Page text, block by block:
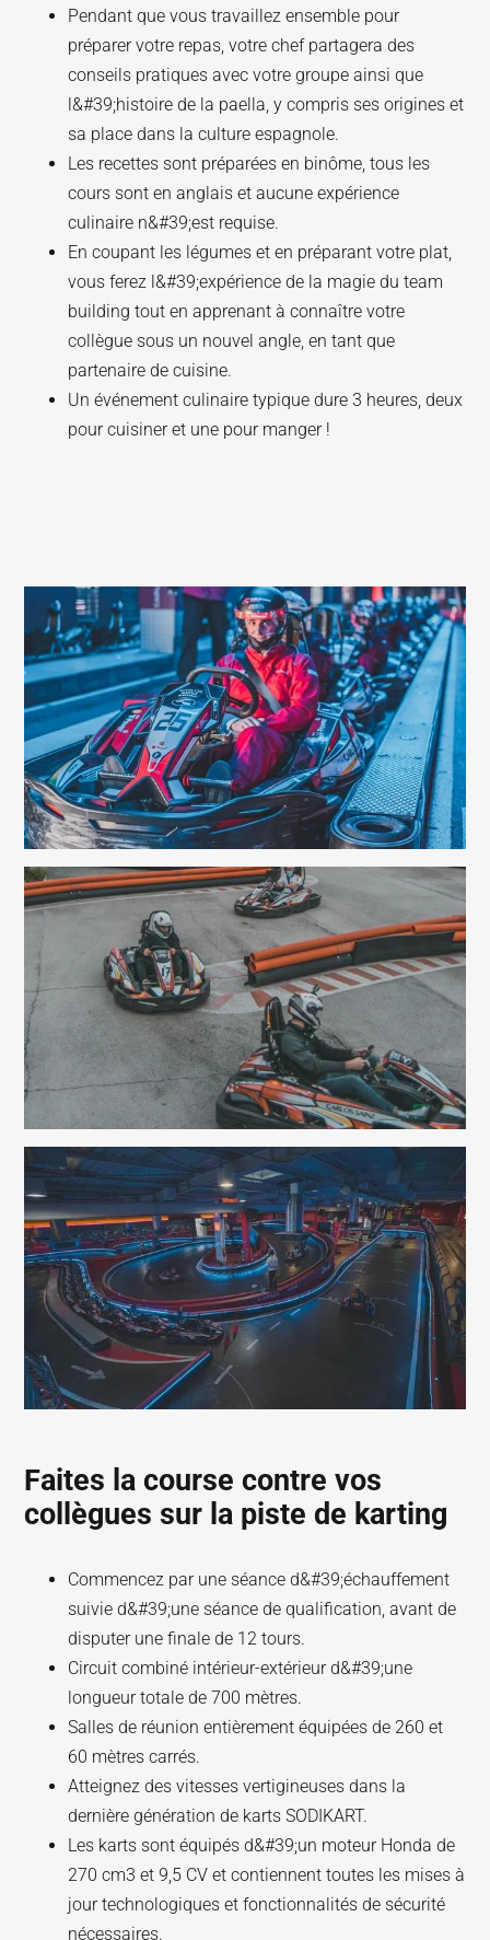
Pendant que vous travaillez ensemble pour
préparer votre repas, votre chef partagera des
conseils pratiques avec votre groupe ainsi que
l&#39;histoire de la paella, y compris ses origines et
sa place dans la culture espagnole.
Les recettes sont préparées en binôme, tous les
cours sont en anglais et aucune expérience
culinaire n&#39;est requise.
En coupant les légumes et en préparant votre plat,
vous ferez l&#39;expérience de la magie du team
building tout en apprenant à connaître votre
collègue sous un nouvel angle, en tant que
partenaire de cuisine.
Un événement culinaire typique dure 3 heures, deux
pour cuisiner et une pour manger !
Faites la course contre vos
collègues sur la piste de karting
Commencez par une séance d&#39;échauffement
suivie d&#39;une séance de qualification, avant de
disputer une finale de 12 tours.
Circuit combiné intérieur-extérieur d&#39;une
longueur totale de 700 mètres.
Salles de réunion entièrement équipées de 260 et
60 mètres carrés.
Atteignez des vitesses vertigineuses dans la
dernière génération de karts SODIKART.
Les karts sont équipés d&#39;un moteur Honda de
270 cm3 et 9,5 CV et contiennent toutes les mises à
jour technologiques et fonctionnalités de sécurité
nécessaires.